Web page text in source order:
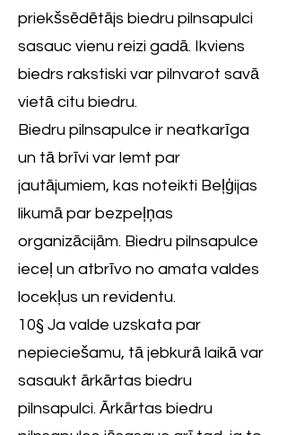
priekšsēdētājs biedru pilnsapulci
sasauc vienu reizi gadā. Ikviens
biedrs rakstiski var pilnvarot savā
vietā citu biedru.
Biedru pilnsapulce ir neatkarīga
un tā brīvi var lemt par
jautājumiem, kas noteikti Beļģijas
likumā par bezpeļņas
organizācijām. Biedru pilnsapulce
ieceļ un atbrīvo no amata valdes
locekļus un revidentu.
10§ Ja valde uzskata par
nepieciešamu, tā jebkurā laikā var
sasaukt ārkārtas biedru
pilnsapulci. Ārkārtas biedru